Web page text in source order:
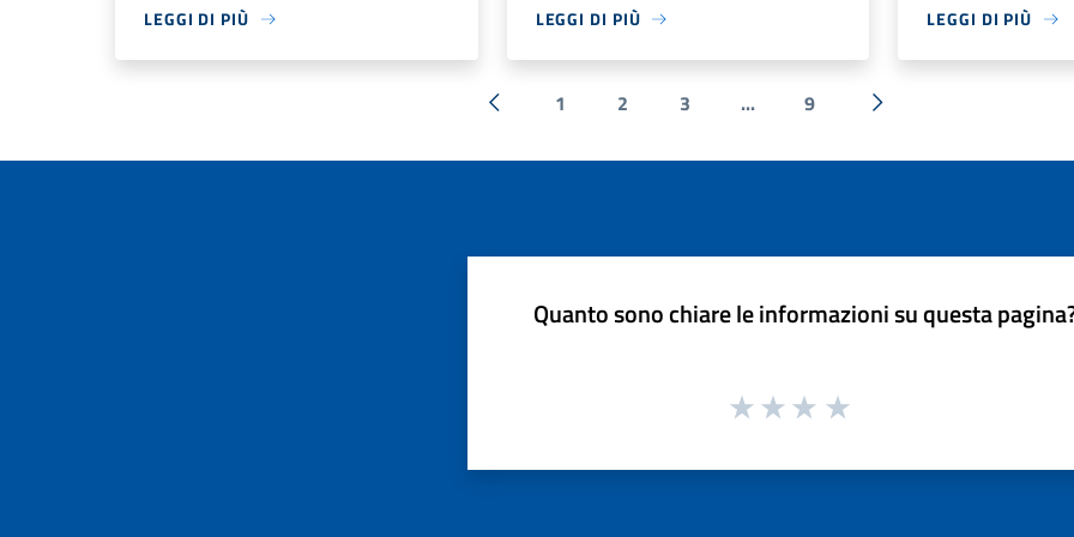
LEGGI DI PIÙ LEGGI DI PIÙ LEGGI DI PIÙ
« Precedente
1 2 3 ... 9
Successiva »
Quanto sono chiare le informazioni su questa